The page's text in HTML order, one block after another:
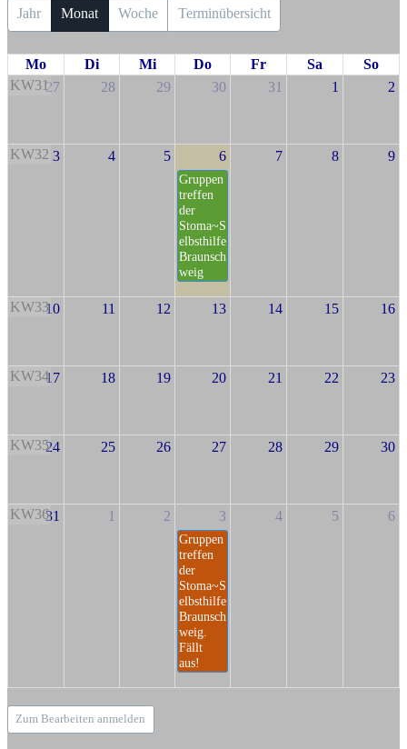
Jahr Monat Woche Terminübersicht
Mo Di Mi Do Fr Sa
So
KW3127 28 29 30 31 1 2
KW32 3 4 5 6
Gruppen
treffen
der
Stoma~S
elbsthilfe
Braunsch
weig
7 8 9
KW3310 11 12 13 14 15 16
KW3417 18 19 20 21 22 23
KW3524 25 26 27 28 29 30
KW3631 1 2 3
Gruppen
treffen
der
Stoma~S
elbsthilfe
Braunsch
weig.
Fällt
aus!
4 5 6
Zum Bearbeiten anmelden